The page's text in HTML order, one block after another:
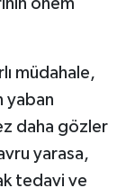
müdahale,
yaban
daha gözler
yarasa,
tedavi ve